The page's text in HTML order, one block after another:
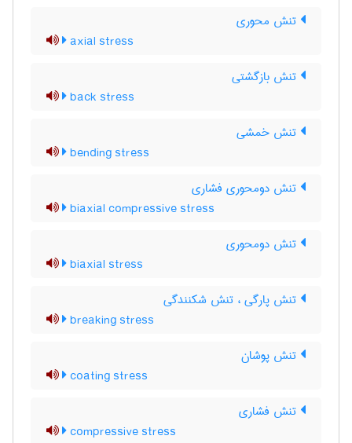
تنش محوری
axial stress
تنش بازگشتی
back stress
تنش خمشی
bending stress
تنش دومحوری فشاری
biaxial compressive stress
تنش دومحوری
biaxial stress
تنش پارگی ، تنش شکنندگی
breaking stress
تنش پوشان
coating stress
تنش فشاری
compressive stress